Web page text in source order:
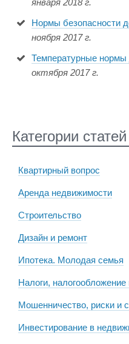
января 2018 г.
Нормы безопасности
ноября 2017 г.
Температурные
октября 2017 г.
Категории статей
Квартирный вопрос
Аренда недвижимости
Строительство
Дизайн и ремонт
Ипотека. Молодая семья
Налоги,
Мошенничество, риски и
Инвестирование в